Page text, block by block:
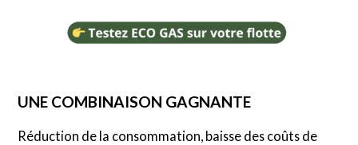
UNE COMBINAISON GAGNANTE
Réduction de la consommation, baisse des coûts de